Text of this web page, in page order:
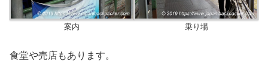
案内 乗り場
食堂や売店もあります。